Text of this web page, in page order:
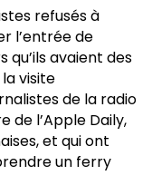
refusés à
l’entrée de
qu’ils avaient des
visite
de la radio
de l’Apple Daily,
et qui ont
un ferry